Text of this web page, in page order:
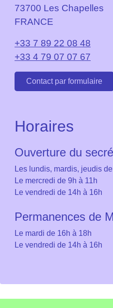
73700 Les Chapelles
FRANCE
+33 7 89 22 08 48
+33 4 79 07 07 67
Contact par formulaire
Horaires
Ouverture du
Les lundis, mardis, jeudis
Le mercredi de 9h à 11h
Le vendredi de 14h à 16h
Permanences de
Le mardi de 16h à 18h
Le vendredi de 14h à 16h